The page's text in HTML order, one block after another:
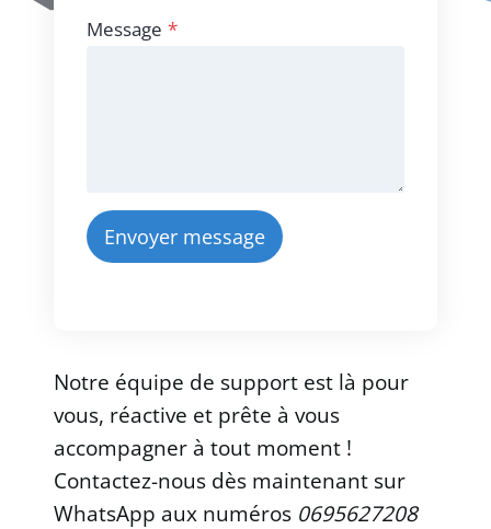
Message *
Envoyer message
Notre équipe de support est là pour
vous, réactive et prête à vous
accompagner à tout moment !
Contactez-nous dès maintenant sur
WhatsApp aux numéros 0695627208